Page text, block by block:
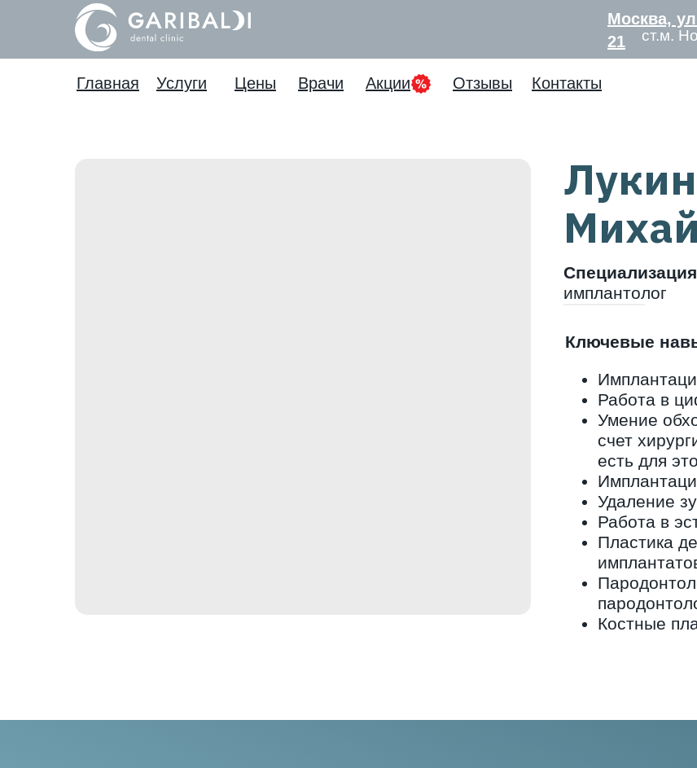
Москва,
21
Услуги
Главная Врачи Акции
Цены Контакты
Отзывы
ст.м.
Ключевые
Работа в
Умение
счет
есть для
Удаление
Работа в
Пластика
Костные
имплантолог